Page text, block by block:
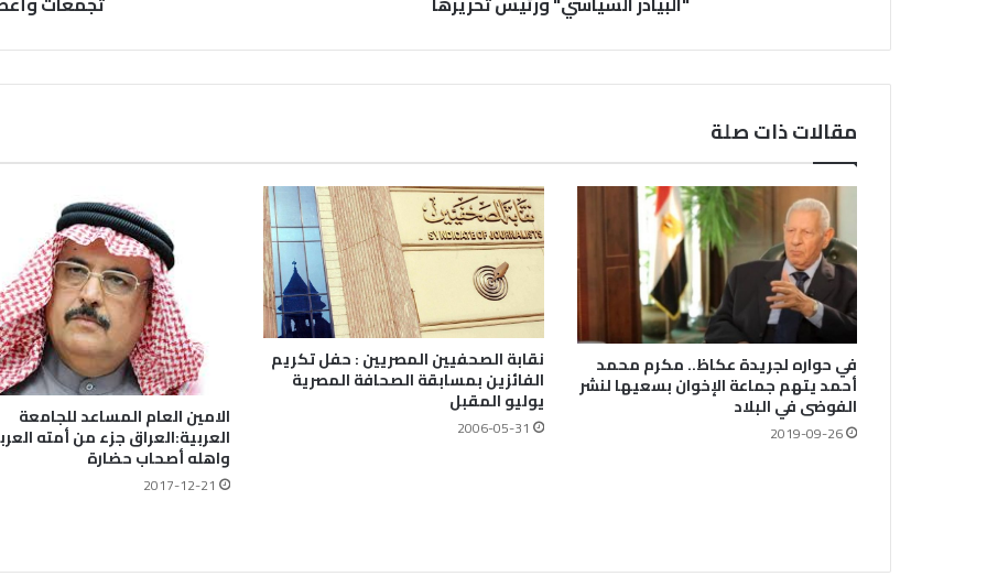
مقالات ذات صلة
في حواره لجريدة عكاظ.. مكرم محمد
أحمد يتهم جماعة الإخوان بسعيها لنشر
الفوضى في البلاد
2019-09-26
نقابة الصحفيين المصريين : حفل تكريم
الفائزين بمسابقة الصحافة المصرية
يوليو المقبل
2006-05-31 الامين العام المساعد للجامعة
العربية:العراق جزء من أمته
واهله أصحاب حضارة
2017-12-21